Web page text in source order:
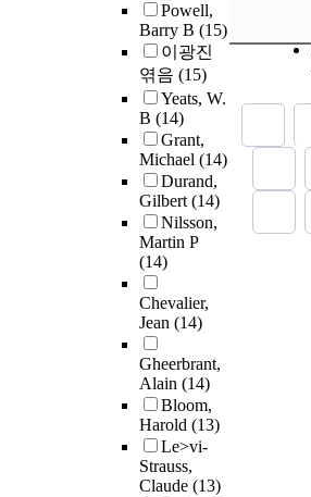
Powell,
Barry B (15)
이광진
엮음 (15)
Yeats, W.
B (14)
Grant,
Michael (14)
Durand,
Gilbert(14)
Nilsson,
Martin P
(14)
Chevalier,
Jean (14)
Gheerbrant,
Alain (14)
Bloom,
Harold (13)
Le>vi-
Strauss,
Claude (13)